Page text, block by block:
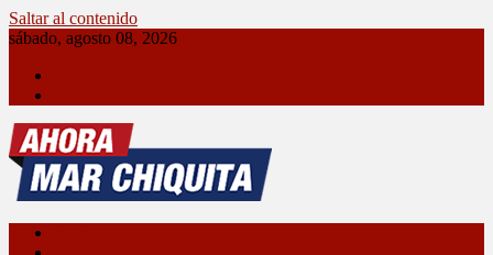
Saltar al contenido
sábado, agosto 08, 2026
Ahora Mar Chiquita